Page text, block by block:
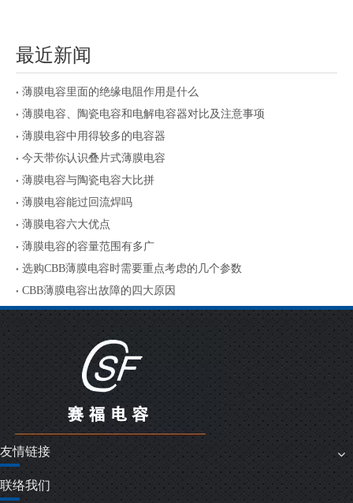
最近新闻
薄膜电容里面的绝缘电阻作用是什么
薄膜电容、陶瓷电容和电解电容器对比及注意事项
薄膜电容中用得较多的电容器
今天带你认识叠片式薄膜电容
薄膜电容与陶瓷电容大比拼
薄膜电容能过回流焊吗
薄膜电容六大优点
薄膜电容的容量范围有多广
选购CBB薄膜电容时需要重点考虑的几个参数
CBB薄膜电容出故障的四大原因
友情链接
联络我们